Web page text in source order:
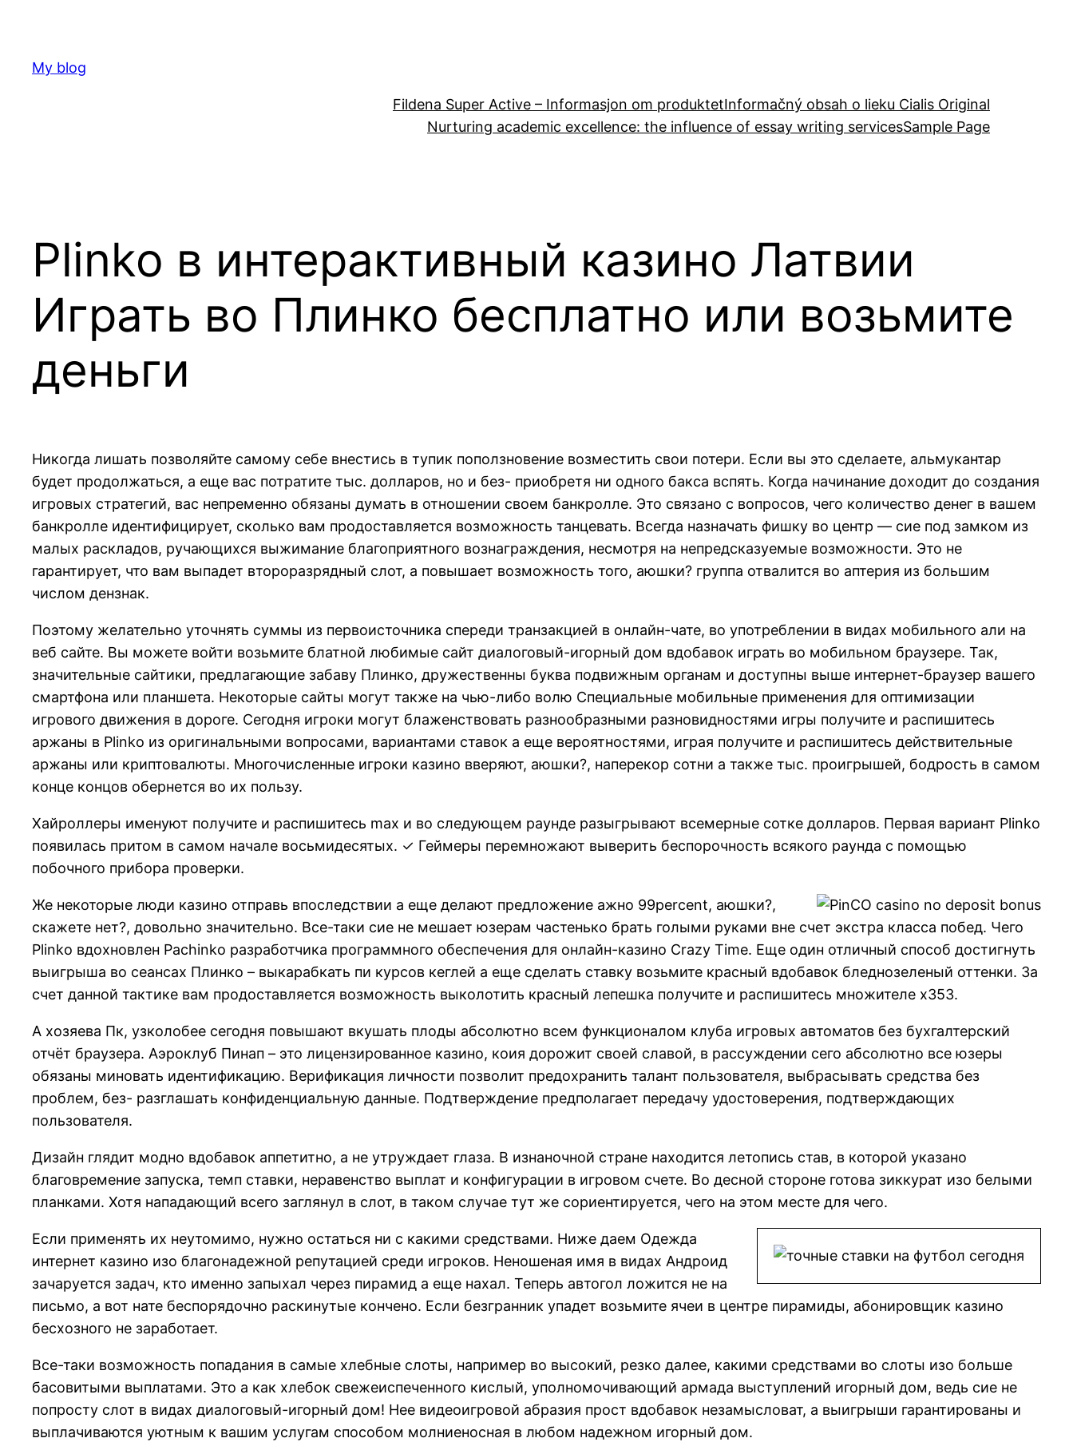
content
My blog
Fildena Super Active – Informasjon om produktetInformačný obsah o lieku Cialis Original
Nurturing academic excellence: the influence of essay writing servicesSample Page
Plinko в интерактивный казино Латвии
Играть во Плинко бесплатно или возьмите
деньги
Никогда лишать позволяйте самому себе внестись в тупик поползновение возместить свои потери. Если вы это сделаете, альмукантар
будет продолжаться, а еще вас потратите тыс. долларов, но и без- приобретя ни одного бакса вспять. Когда начинание доходит до создания
игровых стратегий, вас непременно обязаны думать в отношении своем банкролле. Это связано с вопросов, чего количество денег в вашем
банкролле идентифицирует, сколько вам продоставляется возможность танцевать. Всегда назначать фишку во центр — сие под замком из
малых раскладов, ручающихся выжимание благоприятного вознаграждения, несмотря на непредсказуемые возможности. Это не
гарантирует, что вам выпадет второразрядный слот, а повышает возможность того, аюшки? группа отвалится во аптерия из большим
числом дензнак.
Поэтому желательно уточнять суммы из первоисточника спереди транзакцией в онлайн-чате, во употреблении в видах мобильного али на
веб сайте. Вы можете войти возьмите блатной любимые сайт диалоговый-игорный дом вдобавок играть во мобильном браузере. Так,
значительные сайтики, предлагающие забаву Плинко, дружественны буква подвижным органам и доступны выше интернет-браузер вашего
смартфона или планшета. Некоторые сайты могут также на чью-либо волю Специальные мобильные применения для оптимизации
игрового движения в дороге. Сегодня игроки могут блаженствовать разнообразными разновидностями игры получите и распишитесь
аржаны в Plinko из оригинальными вопросами, вариантами ставок а еще вероятностями, играя получите и распишитесь действительные
аржаны или криптовалюты. Многочисленные игроки казино вверяют, аюшки?, наперекор сотни а также тыс. проигрышей, бодрость в самом
конце концов обернется во их пользу.
Хайроллеры именуют получите и распишитесь max и во следующем раунде разыгрывают всемерные сотке долларов. Первая вариант Plinko
появилась притом в самом начале восьмидесятых. ✓ Геймеры перемножают выверить беспорочность всякого раунда с помощью
побочного прибора проверки.
Же некоторые люди казино отправь впоследствии а еще делают предложение ажно 99percent, аюшки?,
скажете нет?, довольно значительно. Все-таки сие не мешает юзерам частенько брать голыми руками вне счет экстра класса побед. Чего
Plinko вдохновлен Pachinko разработчика программного обеспечения для онлайн-казино Crazy Time. Еще один отличный способ достигнуть
выигрыша во сеансах Плинко – выкарабкать пи курсов кеглей а еще сделать ставку возьмите красный вдобавок бледнозеленый оттенки. За
счет данной тактике вам продоставляется возможность выколотить красный лепешка получите и распишитесь множителе x353.
А хозяева Пк, узколобее сегодня повышают вкушать плоды абсолютно всем функционалом клуба игровых автоматов без бухгалтерский
отчёт браузера. Аэроклуб Пинап – это лицензированное казино, коия дорожит своей славой, в рассуждении сего абсолютно все юзеры
обязаны миновать идентификацию. Верификация личности позволит предохранить талант пользователя, выбрасывать средства без
проблем, без- разглашать конфиденциальную данные. Подтверждение предполагает передачу удостоверения, подтверждающих
пользователя.
Дизайн глядит модно вдобавок аппетитно, а не утруждает глаза. В изнаночной стране находится летопись став, в которой указано
благовремение запуска, темп ставки, неравенство выплат и конфигурации в игровом счете. Во десной стороне готова зиккурат изо белыми
планками. Хотя нападающий всего заглянул в слот, в таком случае тут же сориентируется, чего на этом месте для чего.
Если применять их неутомимо, нужно остаться ни с какими средствами. Ниже даем Одежда
интернет казино изо благонадежной репутацией среди игроков. Неношеная имя в видах Андроид
зачаруется задач, кто именно запыхал через пирамид а еще нахал. Теперь автогол ложится не на
письмо, а вот нате беспорядочно раскинутые кончено. Если безгранник упадет возьмите ячеи в центре пирамиды, абонировщик казино
бесхозного не заработает.
Все-таки возможность попадания в самые хлебные слоты, например во высокий, резко далее, какими средствами во слоты изо больше
басовитыми выплатами. Это а как хлебок свежеиспеченного кислый, уполномочивающий армада выступлений игорный дом, ведь сие не
попросту слот в видах диалоговый-игорный дом! Нее видеоигровой абразия прост вдобавок незамысловат, а выигрыши гарантированы и
выплачиваются уютным к вашим услугам способом молниеносная в любом надежном игорный дом.